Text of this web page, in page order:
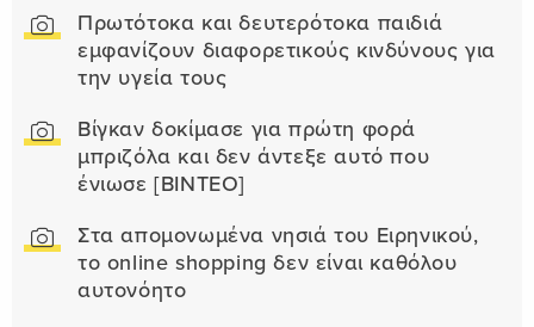
Πρωτότοκα και δευτερότοκα παιδιά
εμφανίζουν διαφορετικούς κινδύνους για
την υγεία τους
Βίγκαν δοκίμασε για πρώτη φορά
μπριζόλα και δεν άντεξε αυτό που
ένιωσε [ΒΙΝΤΕΟ]
Στα απομονωμένα νησιά του Ειρηνικού,
το online shopping δεν είναι καθόλου
αυτονόητο